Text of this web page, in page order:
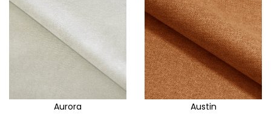
Aurora Austin